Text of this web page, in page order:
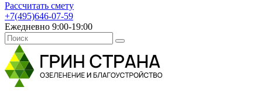
Рассчитать смету
+7(495)646-07-59
Ежедневно 9:00-19:00